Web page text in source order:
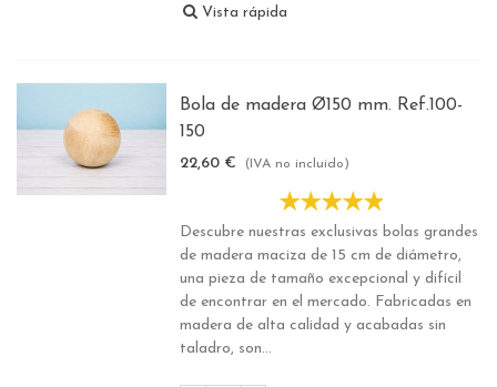
Vista rápida
Bola de madera Ø150 mm. Ref.100-
150
22,60 € (IVA no incluido)
Descubre nuestras exclusivas bolas grandes
de madera maciza de 15 cm de diámetro,
una pieza de tamaño excepcional y difícil
de encontrar en el mercado. Fabricadas en
madera de alta calidad y acabadas sin
taladro, son...